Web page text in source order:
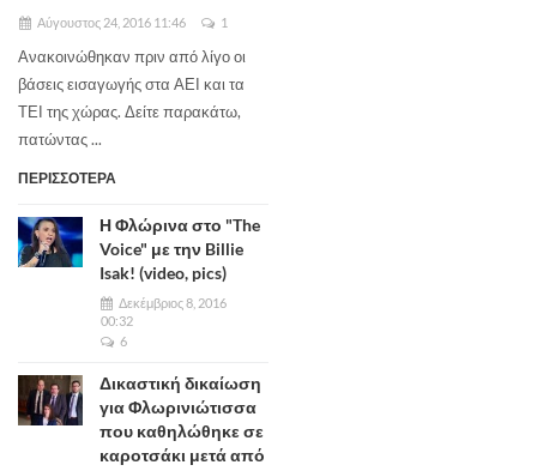
Αύγουστος 24, 2016 11:46 1
Ανακοινώθηκαν πριν από λίγο οι
βάσεις εισαγωγής στα ΑΕΙ και τα
ΤΕΙ της χώρας. Δείτε παρακάτω,
πατώντας ...
ΠΕΡΙΣΣΟΤΕΡΑ
Η Φλώρινα στο "The
Voice" με την Billie
Isak! (video, pics)
Δεκέμβριος 8, 2016
00:32
6
Δικαστική δικαίωση
για Φλωρινιώτισσα
που καθηλώθηκε σε
καροτσάκι μετά από